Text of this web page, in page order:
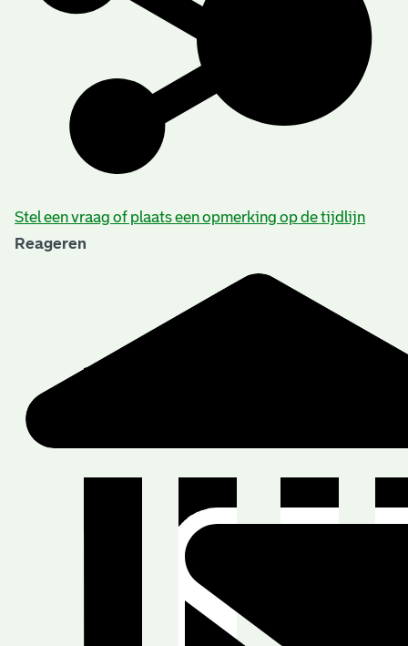
Stel een vraag of plaats een opmerking op de tijdlijn
Reageren